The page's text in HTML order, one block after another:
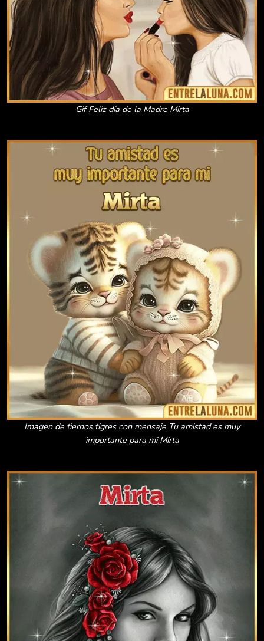
Gif Feliz día de la Madre Mirta
Imagen de tiernos tigres con mensaje Tu amistad es muy
importante para mi Mirta